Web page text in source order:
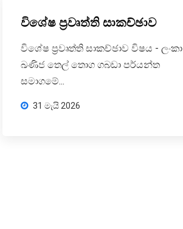
විශේෂ ප්‍රවෘත්ති සාකච්ඡාව
විශේෂ ප්‍රවෘත්ති සාකච්ඡාව විෂය - ලංකා
ඛණිජ තෙල් තොග ගබඩා පර්යන්ත
සමාගමේ...
31 මැයි 2026